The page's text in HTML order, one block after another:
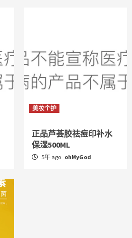
美妆个护
正品芦荟胶祛痘印补水
保湿500ML
5年 ago ohMyGod